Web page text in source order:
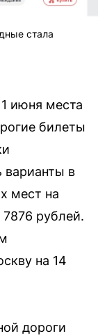
стала
июня места
билеты
варианты в
мест на
7876 рублей.
на 14
дороги